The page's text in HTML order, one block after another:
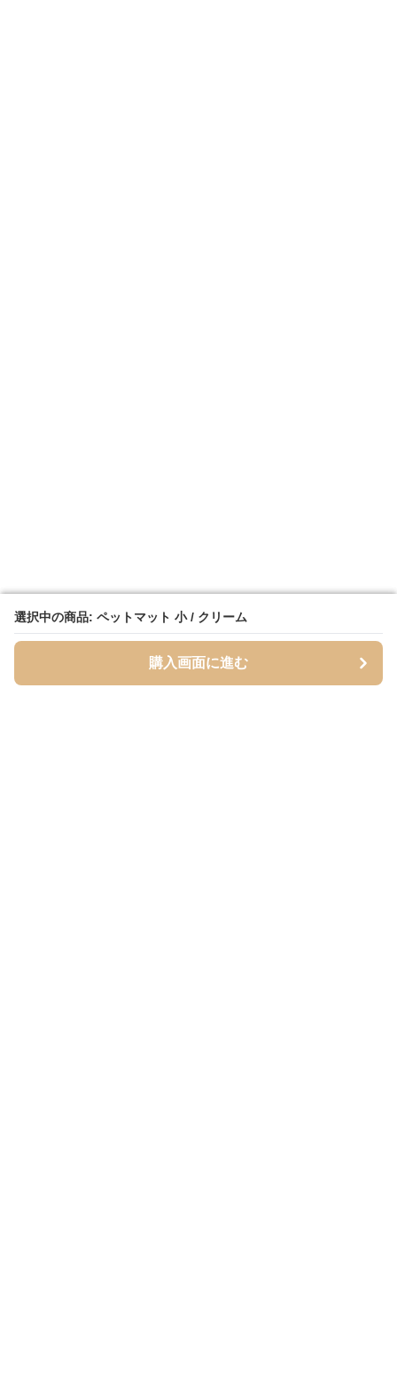
選択中の商品: ペットマット 小 / クリーム
購入画面に進む
選択中の商品: ペットマット 小 / クリーム
購入画面に進む